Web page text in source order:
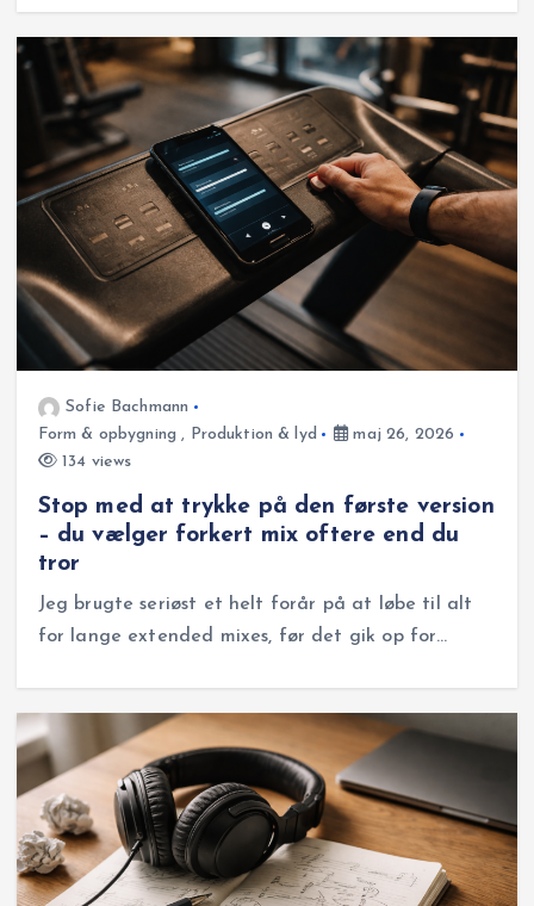
Sofie Bachmann
Form & opbygning , Produktion & lyd
maj 26, 2026
134 views
Stop med at trykke på den første version
– du vælger forkert mix oftere end du
tror
Jeg brugte seriøst et helt forår på at løbe til alt
for lange extended mixes, før det gik op for…